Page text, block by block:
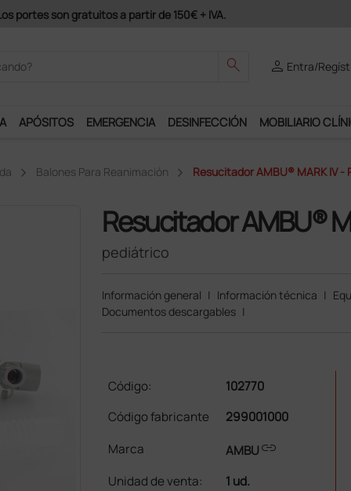
disfrutar de muchos servicios exclusivos.
search person Entra/
APÓSITOS EMERGENCIA DESINFECCIÓN MOBILIARIO
Balones Para Reanimación Resucitador AMBU® MARK IV -
Resucitador AMBU®
pediátrico
Información general | Información técnica |
Documentos descargables |
Código:
102770
Código fabricante
299001000
Marca
AMBUlink
Unidad de venta:
1 ud.